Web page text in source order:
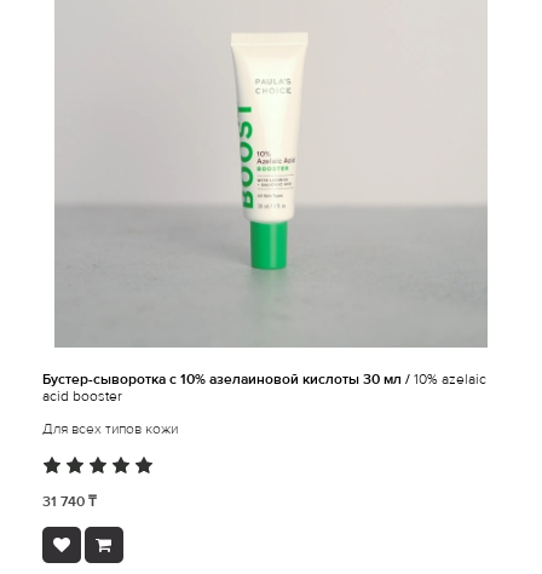
Бустер-сыворотка с 10% азелаиновой кислоты 30 мл / 10% azelaic
acid booster
Для всех типов кожи
31 740 ₸